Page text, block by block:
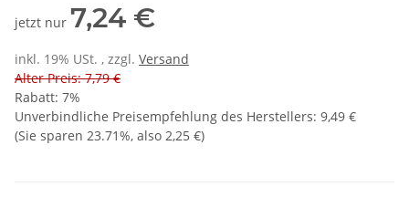
jetzt nur 7,24 €
inkl. 19% USt. , zzgl. Versand
Alter Preis: 7,79 €
Rabatt: 7%
Unverbindliche Preisempfehlung des Herstellers: 9,49 €
(Sie sparen 23.71%, also 2,25 €)